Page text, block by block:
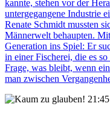
kannte, stehen vor der
untergegangene Industrie
Renate Schmidt mussten
Männerwelt behaupten.
Generation ins Spiel: Er
in einer Fischerei, die es
Frage, was bleibt, wenn
man zwischen
21:45